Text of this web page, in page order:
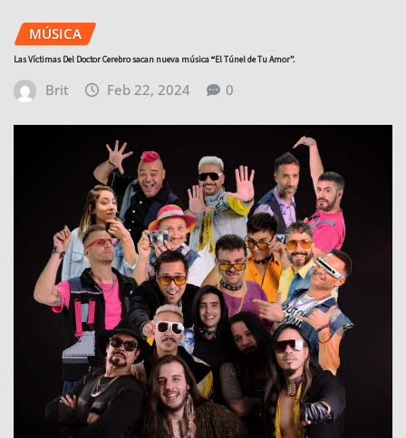
MÚSICA
Las Víctimas Del Doctor Cerebro sacan nueva música “El Túnel de Tu Amor”.
Brit Feb 22, 2024 0